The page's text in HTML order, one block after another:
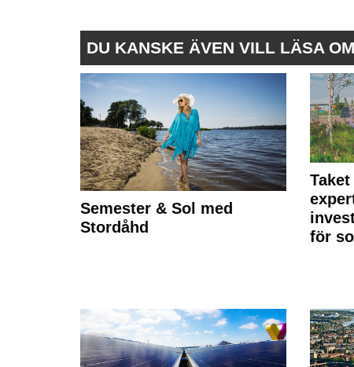
DU KANSKE ÄVEN VILL LÄSA
Semester & Sol med
Stordåhd
för